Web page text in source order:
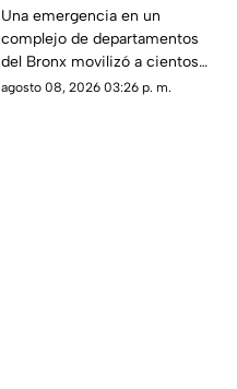
Nueva York deja un
mu3rto y 14 heridos
Una emergencia en un
complejo de departamentos
del Bronx movilizó a cientos
de bomberos y dejó víctimas
agosto 08, 2026 03:26 p. m.